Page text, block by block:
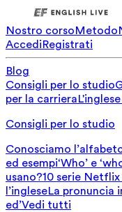
Nostro corsoMetodo
AccediRegistrati
Blog
Consigli per lo studio
per la carriera
Consigli per lo studio
Conosciamo
ed esempi‘Who’ e
usano?10 serie
l’ingleseLa pronuncia
ed’Vedi tutti